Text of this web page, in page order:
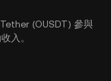
(OUSDT) 參與
入。